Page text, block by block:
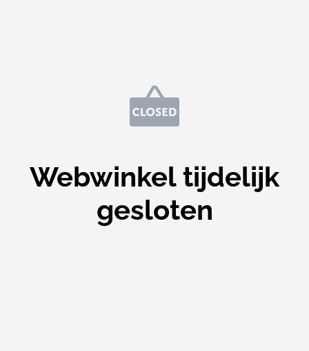
Webwinkel tijdelijk
gesloten